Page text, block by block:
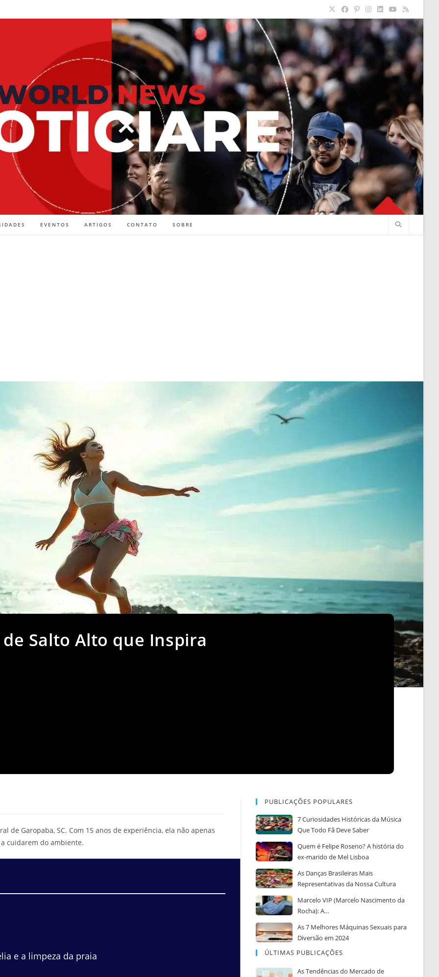
EVENTOS ARTIGOS CONTATO SOBRE
Salto Alto que Inspira
de Garopaba, SC. Com 15 anos de experiência, ela não apenas
cuidarem do ambiente.
e a limpeza da praia
PUBLICAÇÕES POPULARES
7 Curiosidades Históricas da Música
Que Todo Fã Deve Saber
Quem é Felipe Roseno? A história do
ex-marido de Mel Lisboa
As Danças Brasileiras Mais
Representativas da Nossa Cultura
Marcelo VIP (Marcelo Nascimento da
Rocha): A…
As 7 Melhores Máquinas Sexuais para
Diversão em 2024
ÚLTIMAS PUBLICAÇÕES
As Tendências do Mercado de